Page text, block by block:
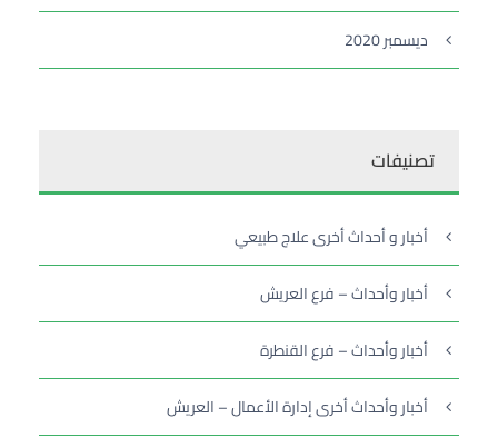
ديسمبر 2020
تصنيفات
أخبار و أحداث أخرى علاج طبيعي
أخبار وأحداث – فرع العريش
أخبار وأحداث – فرع القنطرة
أخبار وأحداث أخرى إدارة الأعمال – العريش